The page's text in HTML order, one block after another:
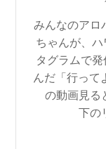
みんなのアロ
ちゃんが、
タグラムで
んだ「行って
の動画見る
下の